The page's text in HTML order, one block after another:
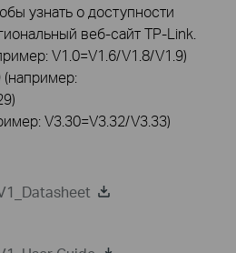
узнать о доступности
веб-сайт TP-Link.
V1.0=V1.6/V1.8/V1.9)
(например:
V3.30=V3.32/V3.33)